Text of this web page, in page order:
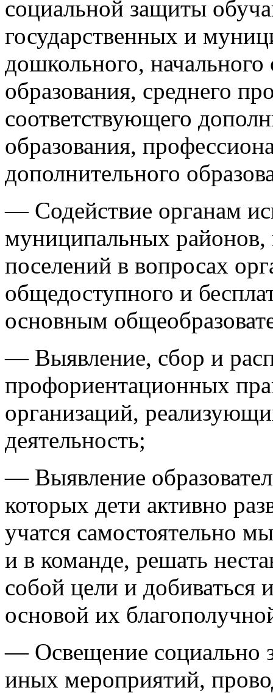
социальной защиты
государственных и
дошкольного,
образования, среднего
соответствующего
образования,
дополнительного
— Содействие органам
муниципальных районов,
поселений в вопросах
общедоступного и
основным
— Выявление, сбор и
профориентационных
организаций,
деятельность;
— Выявление
которых дети активно
учатся самостоятельно
и в команде, решать
собой цели и добиваться
основой их
— Освещение социально
иных мероприятий,